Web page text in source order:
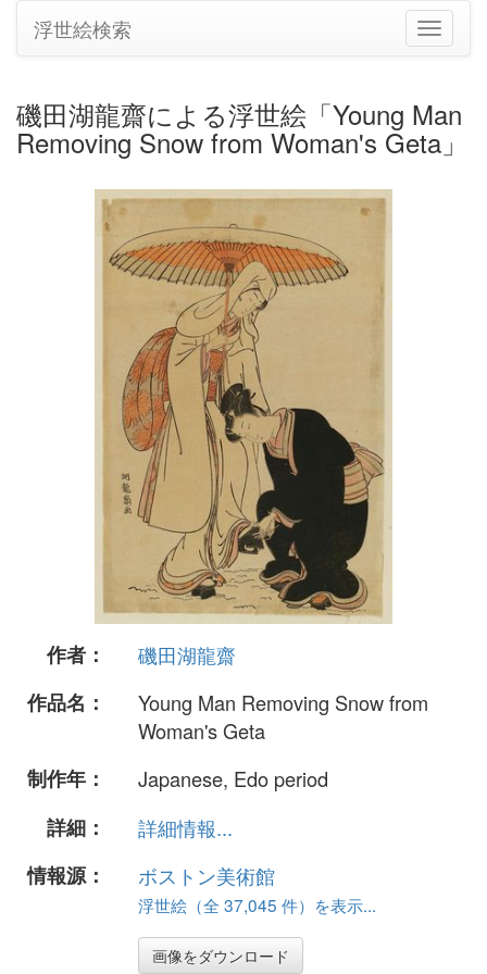
ナ
ビ
シ
ョ
浮世絵検索
磯田湖龍齋による浮世絵「Young Man
Removing Snow from Woman's Geta」
作者：
磯田湖龍齋
作品名：
Young Man Removing Snow from
Woman's Geta
制作年：
Japanese, Edo period
詳細：
詳細情報...
情報源：
ボストン美術館
浮世絵（全 37,045 件）を表示...
画像をダウンロード